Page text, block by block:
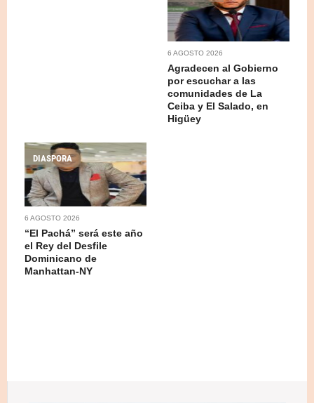
6 AGOSTO 2026
Agradecen al Gobierno
por escuchar a las
comunidades de La
Ceiba y El Salado, en
Higüey
DIASPORA
6 AGOSTO 2026
“El Pachá” será este año
el Rey del Desfile
Dominicano de
Manhattan-NY